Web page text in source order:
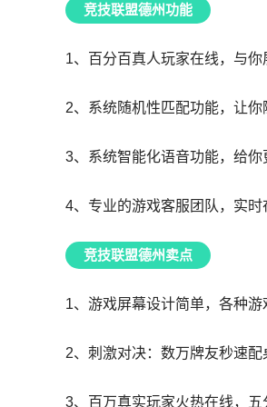
竞技联盟德州功能
1、百分百真人玩家在线，与
2、系统随机性匹配功能，让
3、系统智能化语音功能，给
4、专业的游戏客服团队，实
竞技联盟德州卖点
1、游戏屏幕设计简单，各种游
2、刺激对决：数万牌友秒速
3、百万真实玩家火热在线，